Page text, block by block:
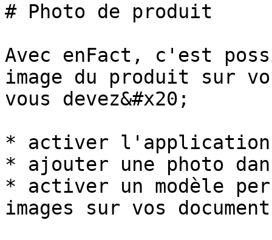
# Photo de produit
Avec enFact, c'est
image du produit sur
vous devez&#x20;
* activer l'application
* ajouter une photo
* activer un modèle
images sur vos